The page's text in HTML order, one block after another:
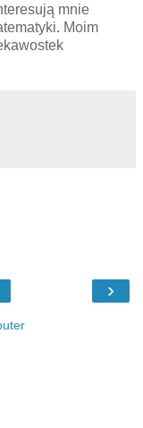
mnie
Moim
›